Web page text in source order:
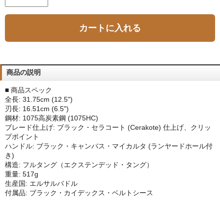
カートに入れる
商品の説明
■ 商品スペック
全長: 31.75cm (12.5")
刃長: 16.51cm (6.5")
鋼材: 1075高炭素鋼 (1075HC)
ブレード仕上げ: ブラック・セラコート (Cerakote) 仕上げ、クリッ
プポイント
ハンドル: ブラック・キャンバス・マイカルタ (ランヤードホール付
き)
構造: フルタング（エクステンデッド・タング）
重量: 517g
生産国: エルサルバドル
付属品: ブラック・カイデックス・ベルトシース